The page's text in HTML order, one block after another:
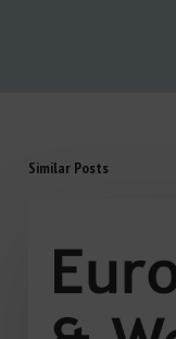
Similar Posts